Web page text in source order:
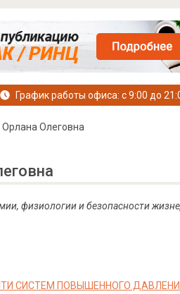
График работы офиса: с 9:00 до
Олеговна
физиологии и безопасности
СИСТЕМ ПОВЫШЕННОГО